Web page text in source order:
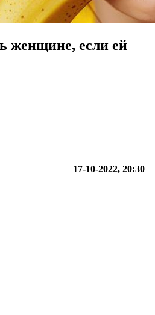
женщине, если ей
17-10-2022, 20:30